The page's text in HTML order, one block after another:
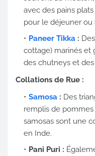
avec des pains
pour le déjeuner ou
Paneer Tikka :
cottage) marinés et
des chutneys et
Collations de Rue :
Samosa : Des
remplis de
samosas sont une
en Inde.
Pani Puri :